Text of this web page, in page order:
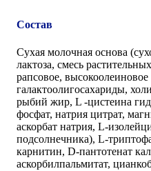
Состав
Сухая молочная основа
лактоза, смесь
рапсовое,
галактоолигосахариды,
рыбий жир, L -цистеина
фосфат, натрия цитрат,
аскорбат натрия, L-
подсолнечника), L-
карнитин, D-пантотенат
аскорбилпальмитат,